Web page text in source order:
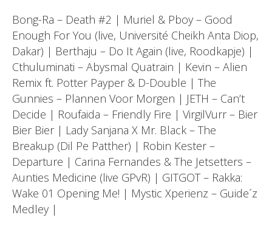
Bong-Ra – Death #2 | Muriel & Pboy – Good
Enough For You (live, Université Cheikh Anta Diop,
Dakar) | Berthaju – Do It Again (live, Roodkapje) |
Cthuluminati – Abysmal Quatrain | Kevin – Alien
Remix ft. Potter Payper & D-Double | The
Gunnies – Plannen Voor Morgen | JETH – Can’t
Decide | Roufaida – Friendly Fire | VirgilVurr – Bier
Bier Bier | Lady Sanjana X Mr. Black – The
Breakup (Dil Pe Patther) | Robin Kester –
Departure | Carina Fernandes & The Jetsetters –
Aunties Medicine (live GPvR) | GITGOT – Rakka:
Wake 01 Opening Me! | Mystic Xperienz – Guide´z
Medley |